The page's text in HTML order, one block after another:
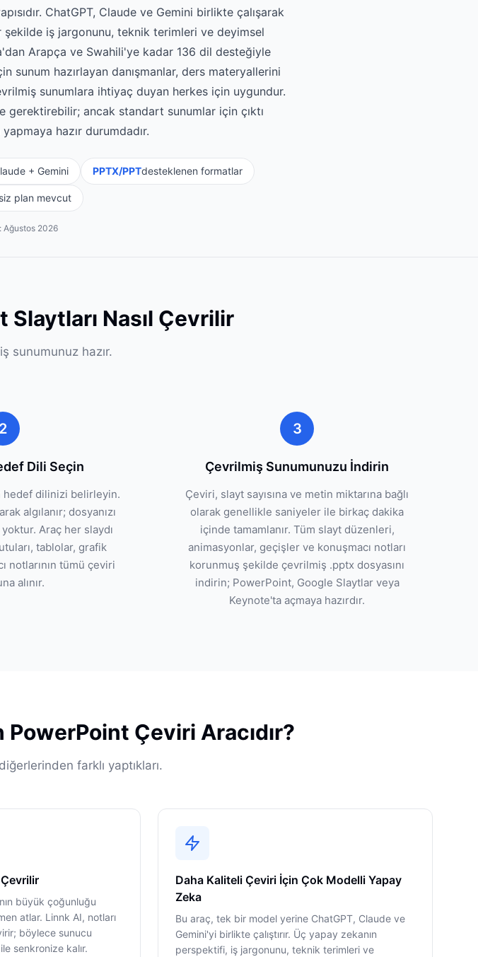
ChatGPT, Claude ve Gemini birlikte çalışarak
iş jargonunu, teknik terimleri ve deyimsel
Arapça ve Swahili'ye kadar 136 dil desteğiyle
sunum hazırlayan danışmanlar, ders materyallerini
sunumlara ihtiyaç duyan herkes için uygundur.
gerektirebilir; ancak standart sunumlar için çıktı
hazır durumdadır.
+ Gemini PPTX/PPTdesteklenen formatlar
plan mevcut
Ağustos 2026
Nasıl Çevrilir
sunumunuz hazır.
2
Dili Seçin
hedef dilinizi belirleyin.
algılanır; dosyanızı
Araç her slaydı
tablolar, grafik
notlarının tümü çeviri
alınır.
3
Çevrilmiş Sunumunuzu İndirin
Çeviri, slayt sayısına ve metin miktarına bağlı
olarak genellikle saniyeler ile birkaç dakika
içinde tamamlanır. Tüm slayt düzenleri,
animasyonlar, geçişler ve konuşmacı notları
korunmuş şekilde çevrilmiş .pptx dosyasını
indirin; PowerPoint, Google Slaytlar veya
Keynote'ta açmaya hazırdır.
Çeviri Aracıdır?
farklı yaptıkları.
Çevrilir
büyük çoğunluğu
atlar. Linnk AI, notları
böylece sunucu
senkronize kalır.
Daha Kaliteli Çeviri İçin Çok Modelli Yapay
Zeka
Bu araç, tek bir model yerine ChatGPT, Claude ve
Gemini'yi birlikte çalıştırır. Üç yapay zekanın
perspektifi, iş jargonunu, teknik terimleri ve